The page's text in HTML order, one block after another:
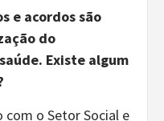
e acordos são
do
Existe algum
com o Setor Social e